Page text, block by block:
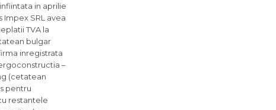
in aprilie
SRL avea
TVA la
bulgar
inregistrata
–
(cetatean
pentru
restantele